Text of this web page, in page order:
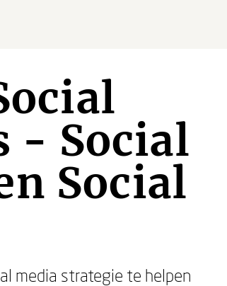
- Social
Social
media strategie te helpen